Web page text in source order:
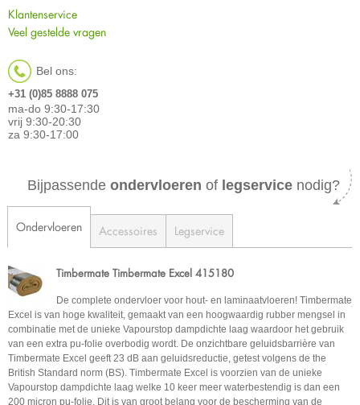
Klantenservice
Veel gestelde vragen
Bel ons:
+31 (0)85 8888 075
ma-do 9:30-17:30
vrij 9:30-20:30
za 9:30-17:00
Bijpassende ondervloeren of legservice nodig?
Ondervloeren Accessoires Legservice
Timbermate Timbermate Excel 415180
De complete ondervloer voor hout- en laminaatvloeren! Timbermate
Excel is van hoge kwaliteit, gemaakt van een hoogwaardig rubber mengsel in
combinatie met de unieke Vapourstop dampdichte laag waardoor het gebruik
van een extra pu-folie overbodig wordt. De onzichtbare geluidsbarrière van
Timbermate Excel geeft 23 dB aan geluidsreductie, getest volgens de the
British Standard norm (BS). Timbermate Excel is voorzien van de unieke
Vapourstop dampdichte laag welke 10 keer meer waterbestendig is dan een
200 micron pu-folie. Dit is van groot belang voor de bescherming van de